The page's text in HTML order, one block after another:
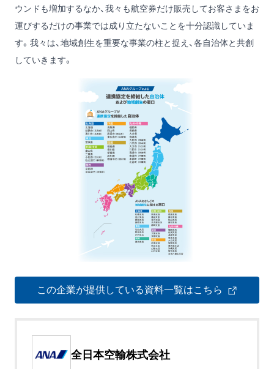
ウンドも増加するなか、我々も航空券だけ販売してお客さまをお
運びするだけの事業では成り立たないことを十分認識していま
す。我々は、地域創生を重要な事業の柱と捉え、各自治体と共創
していきます。
この企業が提供している資料一覧はこちら
全日本空輸株式会社